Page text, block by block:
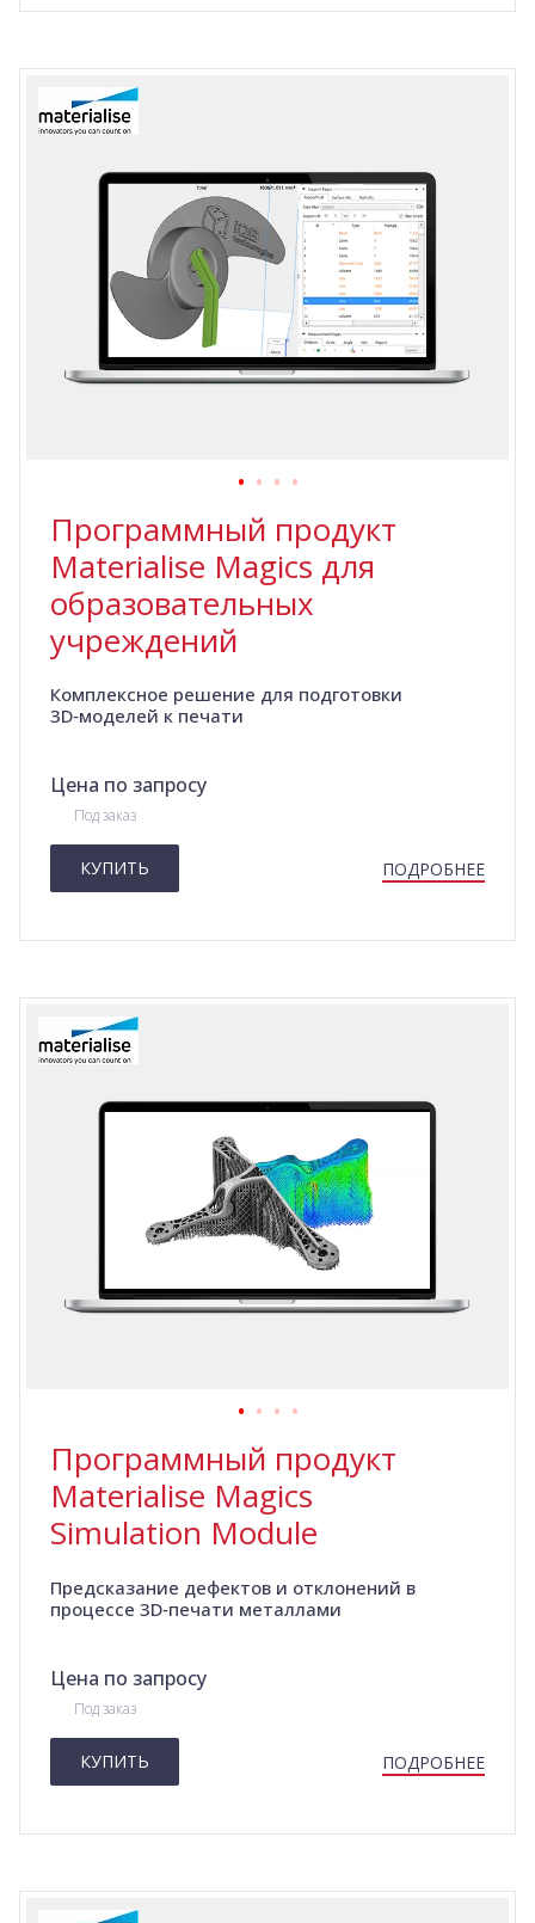
Программный продукт
Materialise Magics для
образовательных
учреждений
Комплексное решение для подготовки
3D‑моделей к печати
Цена по запросу
Под заказ
КУПИТЬ ПОДРОБНЕЕ
Программный продукт
Materialise Magics
Simulation Module
Предсказание дефектов и отклонений в
процессе 3D‑печати металлами
Цена по запросу
Под заказ
КУПИТЬ ПОДРОБНЕЕ